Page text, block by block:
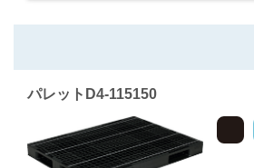
パレットD4-115150